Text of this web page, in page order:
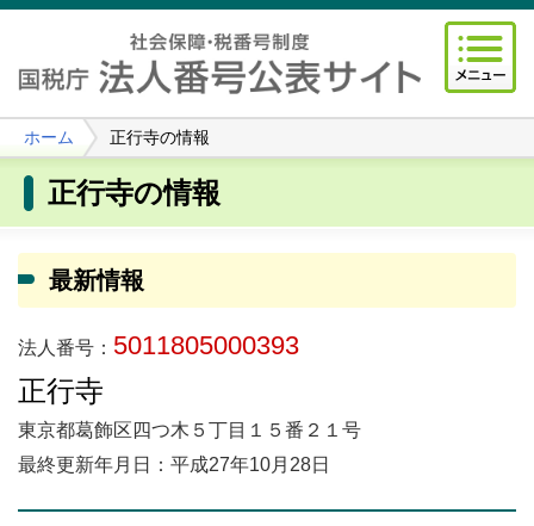
ホーム 正行寺の情報
正行寺の情報
最新情報
法人番号： 5011805000393
正行寺
東京都葛飾区四つ木５丁目１５番２１号
最終更新年月日：平成27年10月28日